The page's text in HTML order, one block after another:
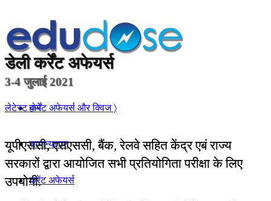
होम
सामान्यज्ञान
करेंट अफेयर्स
डेली कर्रेंट अफेयर्स
3-4 जुलाई 2021
लेटेस्ट कर्रेंट अफेयर्स और क्विज 〉
यूपीएससी, एसएससी, बैंक, रेलवे सहित केंद्र एबं राज्य
सरकारों द्वारा आयोजित सभी प्रतियोगिता परीक्षा के लिए
उपयोगी.